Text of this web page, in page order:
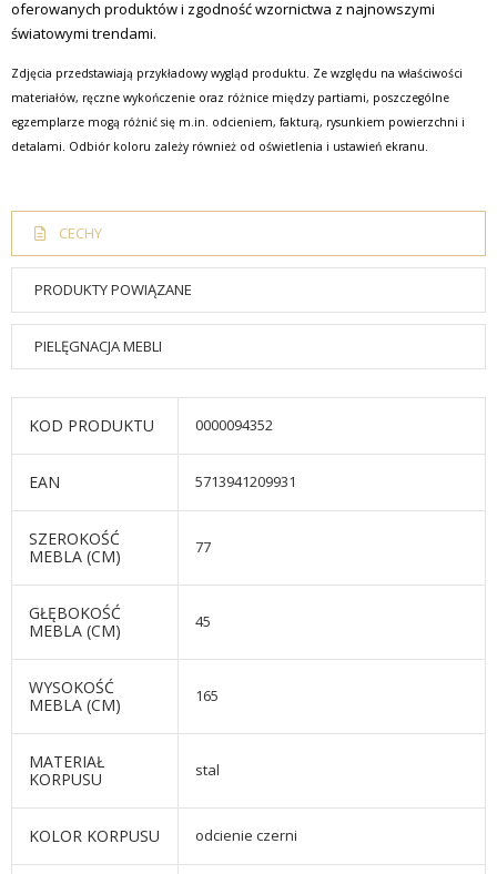
oferowanych produktów i zgodność wzornictwa z najnowszymi
światowymi trendami.
Zdjęcia przedstawiają przykładowy wygląd produktu. Ze względu na właściwości
materiałów, ręczne wykończenie oraz różnice między partiami, poszczególne
egzemplarze mogą różnić się m.in. odcieniem, fakturą, rysunkiem powierzchni i
detalami. Odbiór koloru zależy również od oświetlenia i ustawień ekranu.
CECHY
PRODUKTY POWIĄZANE
PIELĘGNACJA MEBLI
KOD PRODUKTU 0000094352
EAN 5713941209931
SZEROKOŚĆ
MEBLA (CM)
77
GŁĘBOKOŚĆ
MEBLA (CM)
45
WYSOKOŚĆ
MEBLA (CM)
165
MATERIAŁ
KORPUSU
stal
KOLOR KORPUSU odcienie czerni